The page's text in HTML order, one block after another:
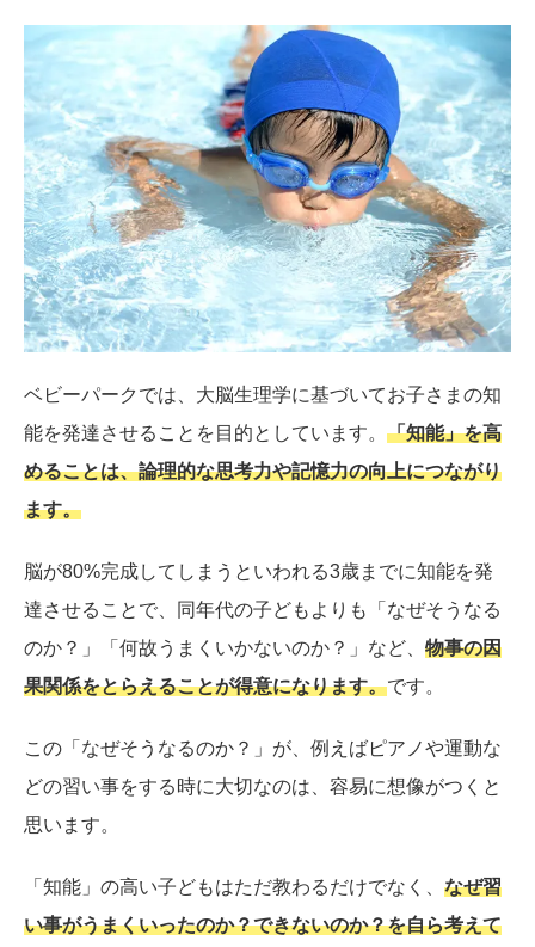
ベビーパークでは、大脳生理学に基づいてお子さまの知
能を発達させることを目的としています。 「知能」を高
めることは、論理的な思考力や記憶力の向上につながり
ます。
脳が80%完成してしまうといわれる3歳までに知能を発
達させることで、同年代の子どもよりも「なぜそうなる
のか？」「何故うまくいかないのか？」など、 物事の因
果関係をとらえることが得意になります。です。
この「なぜそうなるのか？」が、例えばピアノや運動な
どの習い事をする時に大切なのは、容易に想像がつくと
思います。
「知能」の高い子どもはただ教わるだけでなく、 なぜ習
い事がうまくいったのか？できないのか？を自ら考えて